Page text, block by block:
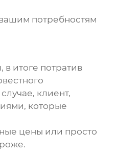
вашим потребностям
итоге потратив
клиент,
которые
цены или просто